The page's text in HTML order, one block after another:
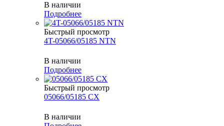
В наличии
Подробнее
Быстрый просмотр
4T-05066/05185 NTN
В наличии
Подробнее
Быстрый просмотр
05066/05185 CX
В наличии